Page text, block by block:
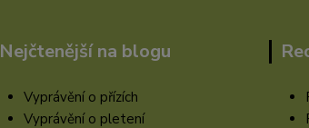
Nejčtenější na blogu
Vyprávění o přízích
Vyprávění o pletení